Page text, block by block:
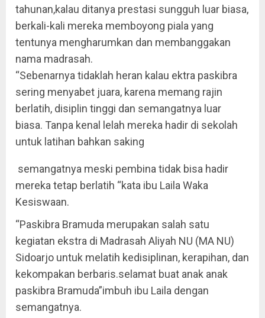
tahunan,kalau ditanya prestasi sungguh luar biasa,
berkali-kali mereka memboyong piala yang
tentunya mengharumkan dan membanggakan
nama madrasah.
“Sebenarnya tidaklah heran kalau ektra paskibra
sering menyabet juara, karena memang rajin
berlatih, disiplin tinggi dan semangatnya luar
biasa. Tanpa kenal lelah mereka hadir di sekolah
untuk latihan bahkan saking
semangatnya meski pembina tidak bisa hadir
mereka tetap berlatih “kata ibu Laila Waka
Kesiswaan.
“Paskibra Bramuda merupakan salah satu
kegiatan ekstra di Madrasah Aliyah NU (MA NU)
Sidoarjo untuk melatih kedisiplinan, kerapihan, dan
kekompakan berbaris.selamat buat anak anak
paskibra Bramuda”imbuh ibu Laila dengan
semangatnya.